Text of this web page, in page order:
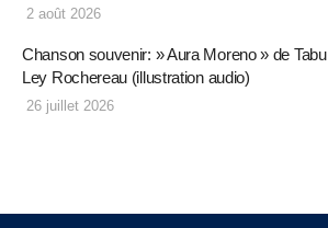
2 août 2026
Chanson souvenir: » Aura Moreno » de Tabu
Ley Rochereau (illustration audio)
26 juillet 2026